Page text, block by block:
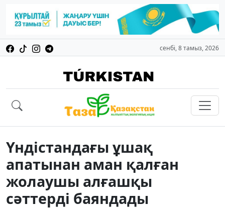
сенбі, 8 тамыз, 2026
Үндістандағы ұшақ
апатынан аман қалған
жолаушы алғашқы
сәттерді баяндады